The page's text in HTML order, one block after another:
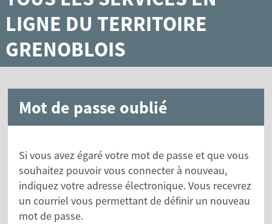
LIGNE DU TERRITOIRE
GRENOBLOIS
Mot de passe oublié
Si vous avez égaré votre mot de passe et que vous
souhaitez pouvoir vous connecter à nouveau,
indiquez votre adresse électronique. Vous recevrez
un courriel vous permettant de définir un nouveau
mot de passe.